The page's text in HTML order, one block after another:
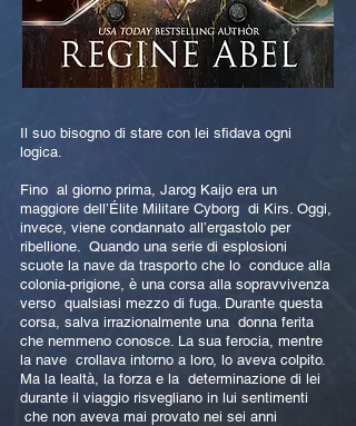
Il suo bisogno di stare con lei sfidava ogni
logica.
Fino al giorno prima, Jarog Kaijo era un
maggiore dell’Élite Militare Cyborg di Kirs. Oggi,
invece, viene condannato all’ergastolo per
ribellione. Quando una serie di esplosioni
scuote la nave da trasporto che lo conduce alla
colonia-prigione, è una corsa alla sopravvivenza
verso qualsiasi mezzo di fuga. Durante questa
corsa, salva irrazionalmente una donna ferita
che nemmeno conosce. La sua ferocia, mentre
la nave crollava intorno a loro, lo aveva colpito.
Ma la lealtà, la forza e la determinazione di lei
durante il viaggio risvegliano in lui sentimenti
che non aveva mai provato nei sei anni